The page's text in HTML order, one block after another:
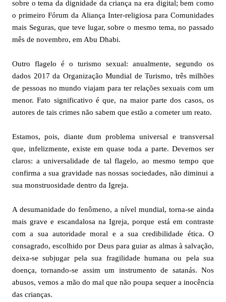
sobre o tema da dignidade da criança na era digital; bem como
o primeiro Fórum da Aliança Inter-religiosa para Comunidades
mais Seguras, que teve lugar, sobre o mesmo tema, no passado
mês de novembro, em Abu Dhabi.
Outro flagelo é o turismo sexual: anualmente, segundo os
dados 2017 da Organização Mundial de Turismo, três milhões
de pessoas no mundo viajam para ter relações sexuais com um
menor. Fato significativo é que, na maior parte dos casos, os
autores de tais crimes não sabem que estão a cometer um reato.
Estamos, pois, diante dum problema universal e transversal
que, infelizmente, existe em quase toda a parte. Devemos ser
claros: a universalidade de tal flagelo, ao mesmo tempo que
confirma a sua gravidade nas nossas sociedades, não diminui a
sua monstruosidade dentro da Igreja.
A desumanidade do fenômeno, a nível mundial, torna-se ainda
mais grave e escandalosa na Igreja, porque está em contraste
com a sua autoridade moral e a sua credibilidade ética. O
consagrado, escolhido por Deus para guiar as almas à salvação,
deixa-se subjugar pela sua fragilidade humana ou pela sua
doença, tornando-se assim um instrumento de satanás. Nos
abusos, vemos a mão do mal que não poupa sequer a inocência
das crianças.